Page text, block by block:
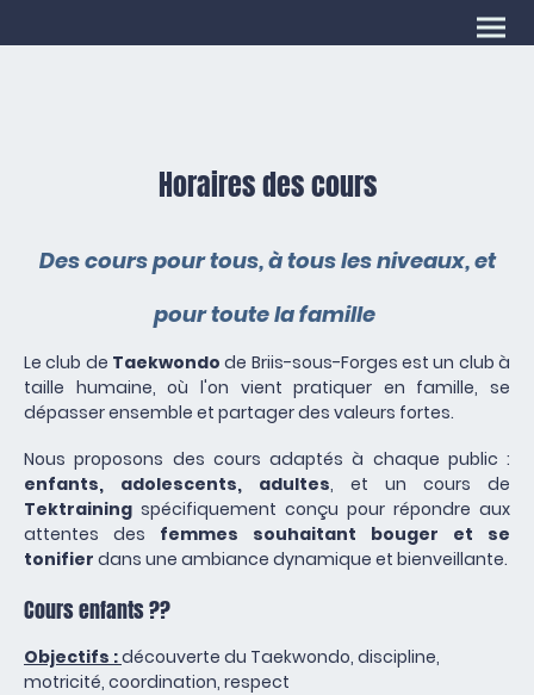
Horaires des cours
Des cours pour tous, à tous les niveaux, et
pour toute la famille
Le club de Taekwondode Briis-sous-Forges est un club à
taille humaine, où l'on vient pratiquer en famille, se
dépasser ensemble et partager des valeurs fortes.
Nous proposons des cours adaptés à chaque public :
enfants, adolescents, adultes, et un cours de
Tektraining spécifiquement conçu pour répondre aux
attentes des femmes souhaitant bouger et se
tonifier dans une ambiance dynamique et bienveillante.
Cours enfants ??
Objectifs :découverte du Taekwondo, discipline,
motricité, coordination, respect